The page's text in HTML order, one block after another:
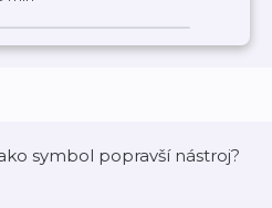
symbol popravší nástroj?